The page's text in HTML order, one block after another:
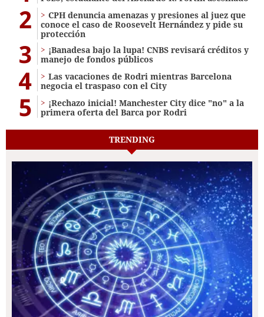
2
CPH denuncia amenazas y presiones al juez que
conoce el caso de Roosevelt Hernández y pide su
protección
3
¡Banadesa bajo la lupa! CNBS revisará créditos y
manejo de fondos públicos
4
Las vacaciones de Rodri mientras Barcelona
negocia el traspaso con el City
5
¡Rechazo inicial! Manchester City dice "no" a la
primera oferta del Barca por Rodri
TRENDING